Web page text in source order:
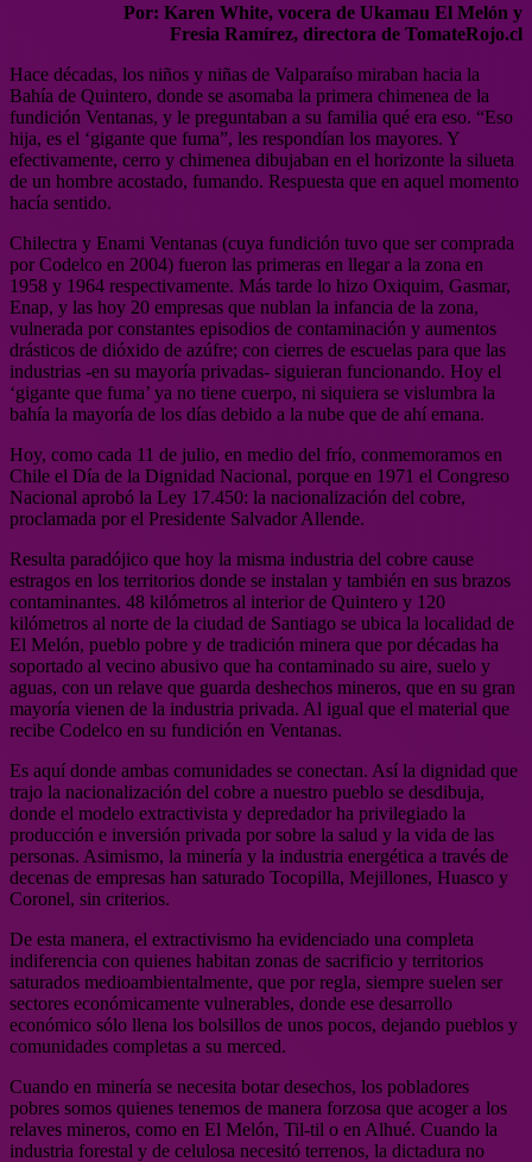
Por: Karen White, vocera de Ukamau El Melón y
Fresia Ramírez, directora de TomateRojo.cl
Hace décadas, los niños y niñas de Valparaíso miraban hacia la
Bahía de Quintero, donde se asomaba la primera chimenea de la
fundición Ventanas, y le preguntaban a su familia qué era eso. “Eso
hija, es el ‘gigante que fuma”, les respondían los mayores. Y
efectivamente, cerro y chimenea dibujaban en el horizonte la silueta
de un hombre acostado, fumando. Respuesta que en aquel momento
hacía sentido.
Chilectra y Enami Ventanas (cuya fundición tuvo que ser comprada
por Codelco en 2004) fueron las primeras en llegar a la zona en
1958 y 1964 respectivamente. Más tarde lo hizo Oxiquim, Gasmar,
Enap, y las hoy 20 empresas que nublan la infancia de la zona,
vulnerada por constantes episodios de contaminación y aumentos
drásticos de dióxido de azúfre; con cierres de escuelas para que las
industrias -en su mayoría privadas- siguieran funcionando. Hoy el
‘gigante que fuma’ ya no tiene cuerpo, ni siquiera se vislumbra la
bahía la mayoría de los días debido a la nube que de ahí emana.
Hoy, como cada 11 de julio, en medio del frío, conmemoramos en
Chile el Día de la Dignidad Nacional, porque en 1971 el Congreso
Nacional aprobó la Ley 17.450: la nacionalización del cobre,
proclamada por el Presidente Salvador Allende.
Resulta paradójico que hoy la misma industria del cobre cause
estragos en los territorios donde se instalan y también en sus brazos
contaminantes. 48 kilómetros al interior de Quintero y 120
kilómetros al norte de la ciudad de Santiago se ubica la localidad de
El Melón, pueblo pobre y de tradición minera que por décadas ha
soportado al vecino abusivo que ha contaminado su aire, suelo y
aguas, con un relave que guarda deshechos mineros, que en su gran
mayoría vienen de la industria privada. Al igual que el material que
recibe Codelco en su fundición en Ventanas.
Es aquí donde ambas comunidades se conectan. Así la dignidad que
trajo la nacionalización del cobre a nuestro pueblo se desdibuja,
donde el modelo extractivista y depredador ha privilegiado la
producción e inversión privada por sobre la salud y la vida de las
personas. Asimismo, la minería y la industria energética a través de
decenas de empresas han saturado Tocopilla, Mejillones, Huasco y
Coronel, sin criterios.
De esta manera, el extractivismo ha evidenciado una completa
indiferencia con quienes habitan zonas de sacrificio y territorios
saturados medioambientalmente, que por regla, siempre suelen ser
sectores económicamente vulnerables, donde ese desarrollo
económico sólo llena los bolsillos de unos pocos, dejando pueblos y
comunidades completas a su merced.
Cuando en minería se necesita botar desechos, los pobladores
pobres somos quienes tenemos de manera forzosa que acoger a los
relaves mineros, como en El Melón, Til-til o en Alhué. Cuando la
industria forestal y de celulosa necesitó terrenos, la dictadura no